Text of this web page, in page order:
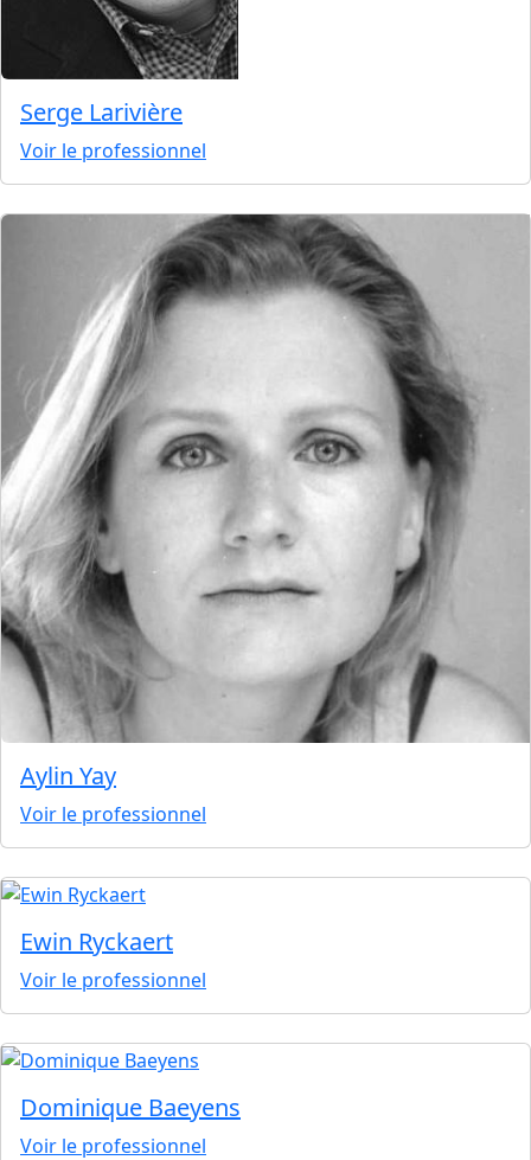
Serge Larivière
Voir le professionnel
Aylin Yay
Voir le professionnel
Ewin Ryckaert
Voir le professionnel
Dominique Baeyens
Voir le professionnel